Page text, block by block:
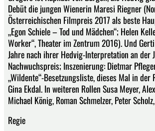
Debüt die jungen Wienerin Maresi Riegner
Österreichischen Filmpreis 2017 als beste
„Egon Schiele – Tod und Mädchen“; Helen
Worker“, Theater im Zentrum 2016). Und
Jahre nach ihrer Hedvig-Interpretation an der
Nachwuchspreis; Inszenierung: Dietmar
„Wildente“-Besetzungsliste, dieses Mal in
Gina Ekdal. In weiteren Rollen Susa Meyer,
Michael König, Roman Schmelzer, Peter
Regie